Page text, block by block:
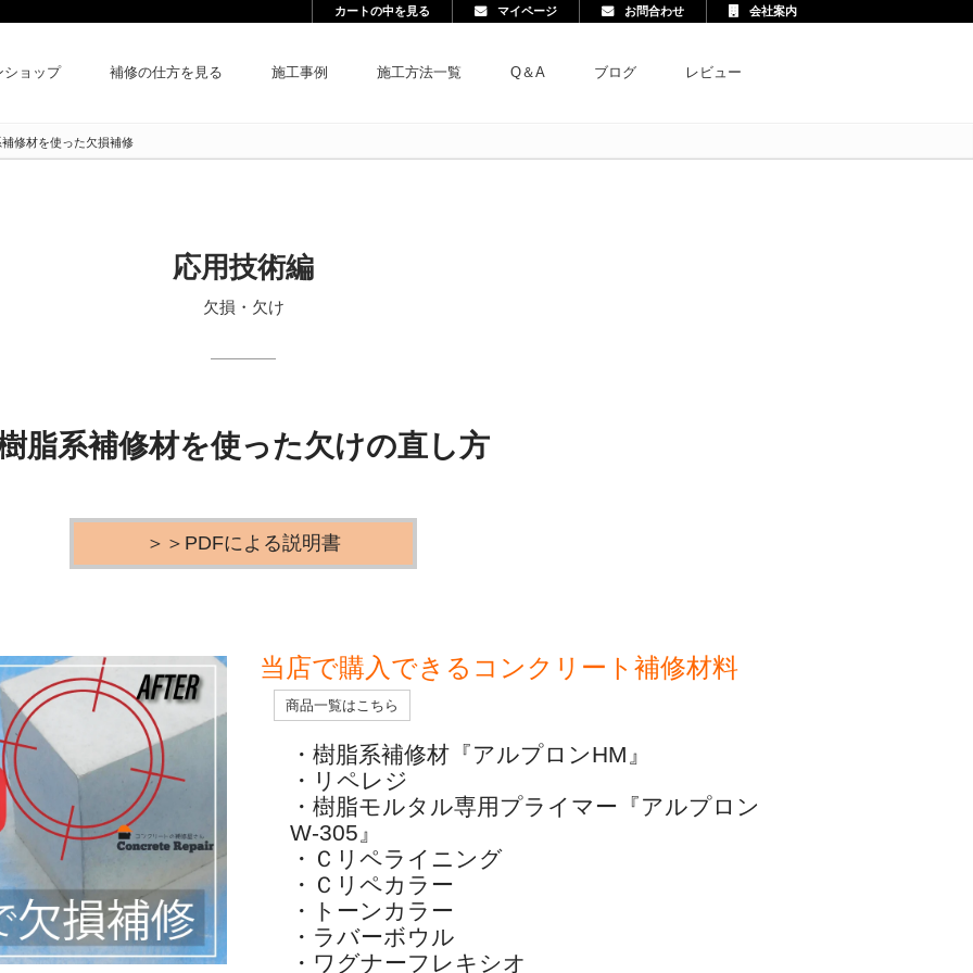
カートの中を見る マイページ お問合わせ 会社案内
ショップ 補修の仕方を見る 施工事例 施工方法一覧 Q＆A ブログ レビュー
修材を使った欠損補修
応用技術編
欠損・欠け
脂系補修材を使った欠けの直し方
＞＞PDFによる説明書
当店で購入できるコンクリート補修材料
商品一覧はこちら
・樹脂系補修材『アルプロンHM』
・リペレジ
・樹脂モルタル専用プライマー『アルプロン
W-305』
・Ｃリペライニング
・Ｃリペカラー
・トーンカラー
・ラバーボウル
・ワグナーフレキシオ